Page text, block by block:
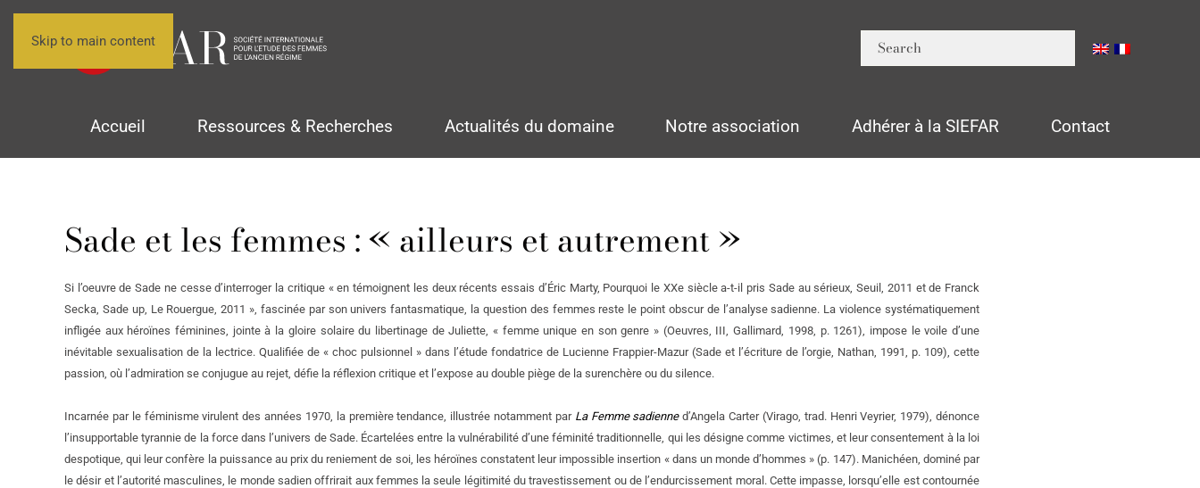
Skip to main content
Accueil Ressources & Recherches Actualités du domaine Notre association Adhérer à la SIEFAR Contact
Sade et les femmes : « ailleurs et autrement »
Si l’oeuvre de Sade ne cesse d’interroger la critique « en témoignent les deux récents essais d’Éric Marty, Pourquoi le XXe siècle a-t-il pris Sade au sérieux, Seuil, 2011 et de Franck
Secka, Sade up, Le Rouergue, 2011 », fascinée par son univers fantasmatique, la question des femmes reste le point obscur de l’analyse sadienne. La violence systématiquement
infligée aux héroïnes féminines, jointe à la gloire solaire du libertinage de Juliette, « femme unique en son genre » (Oeuvres, III, Gallimard, 1998, p. 1261), impose le voile d’une
inévitable sexualisation de la lectrice. Qualifiée de « choc pulsionnel » dans l’étude fondatrice de Lucienne Frappier-Mazur (Sade et l’écriture de l’orgie, Nathan, 1991, p. 109), cette
passion, où l’admiration se conjugue au rejet, défie la réflexion critique et l’expose au double piège de la surenchère ou du silence.
Incarnée par le féminisme virulent des années 1970, la première tendance, illustrée notamment par La Femme sadienned’Angela Carter (Virago, trad. Henri Veyrier, 1979), dénonce
l’insupportable tyrannie de la force dans l’univers de Sade. Écartelées entre la vulnérabilité d’une féminité traditionnelle, qui les désigne comme victimes, et leur consentement à la loi
despotique, qui leur confère la puissance au prix du reniement de soi, les héroïnes constatent leur impossible insertion « dans un monde d’hommes » (p. 147). Manichéen, dominé par
le désir et l’autorité masculines, le monde sadien offrirait aux femmes la seule légitimité du travestissement ou de l’endurcissement moral. Cette impasse, lorsqu’elle est contournée